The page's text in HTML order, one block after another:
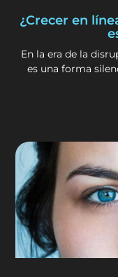
¿Crecer en
En la era de la
es una forma